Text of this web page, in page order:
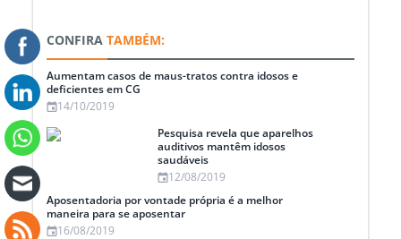
CONFIRA TAMBÉM:
Aumentam casos de maus-tratos contra idosos e
deficientes em CG
14/10/2019
Pesquisa revela que aparelhos
auditivos mantêm idosos
saudáveis
12/08/2019
Aposentadoria por vontade própria é a melhor
maneira para se aposentar
16/08/2019